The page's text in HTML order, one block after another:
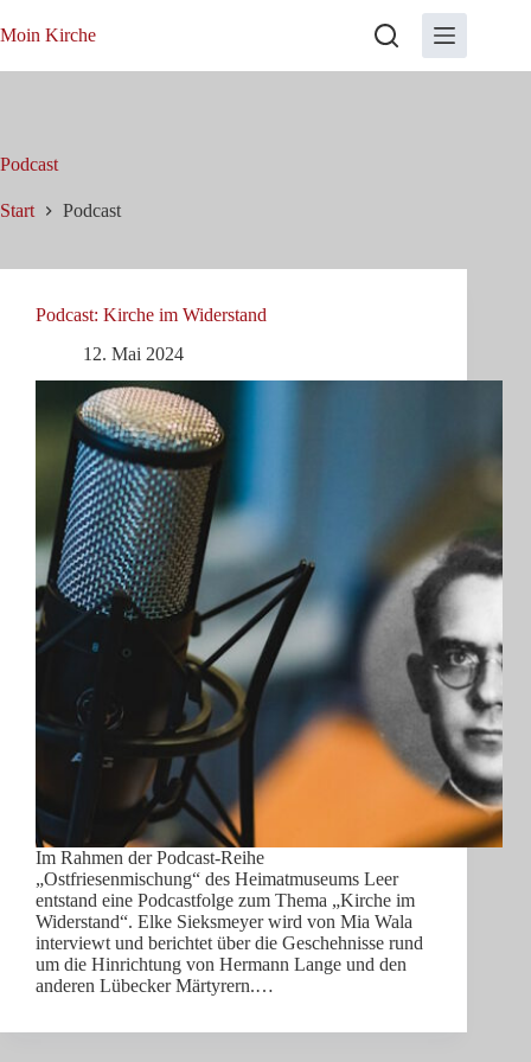
Inhalt
Moin Kirche
Podcast
Start Podcast
Podcast: Kirche im Widerstand
12. Mai 2024
Im Rahmen der Podcast-Reihe
„Ostfriesenmischung“ des Heimatmuseums Leer
entstand eine Podcastfolge zum Thema „Kirche im
Widerstand“. Elke Sieksmeyer wird von Mia Wala
interviewt und berichtet über die Geschehnisse rund
um die Hinrichtung von Hermann Lange und den
anderen Lübecker Märtyrern.…